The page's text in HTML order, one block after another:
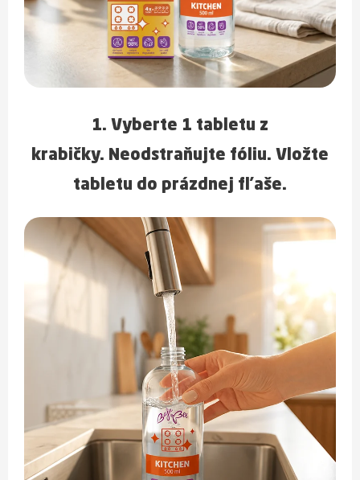
1. Vyberte 1 tabletu z
krabičky. Neodstraňujte fóliu. Vložte
tabletu do prázdnej fľaše.